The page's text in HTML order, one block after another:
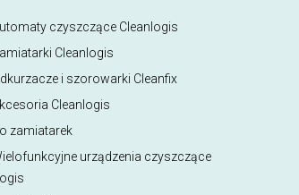
czyszczące Cleanlogis
Cleanlogis
i szorowarki Cleanfix
Cleanlogis
zamiatarek
urządzenia czyszczące